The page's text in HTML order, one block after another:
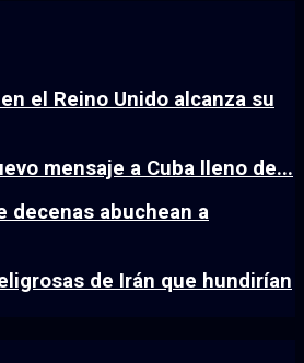
el Reino Unido alcanza su
mensaje a Cuba lleno de...
decenas abuchean a
de Irán que hundirían